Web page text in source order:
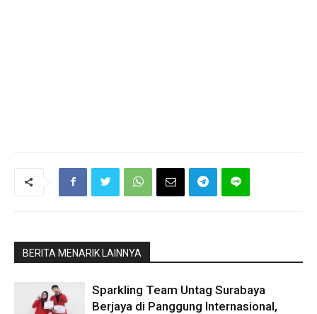
BERITA MENARIK LAINNYA
Sparkling Team Untag Surabaya
Berjaya di Panggung Internasional,